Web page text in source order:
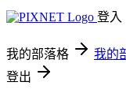
登入
我的部落格 我的
登出